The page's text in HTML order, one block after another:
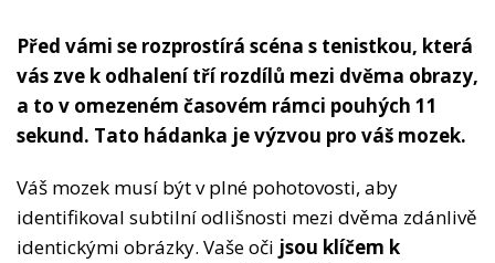
Před vámi se rozprostírá scéna s tenistkou, která
vás zve k odhalení tří rozdílů mezi dvěma obrazy,
a to v omezeném časovém rámci pouhých 11
sekund. Tato hádanka je výzvou pro váš mozek.
Váš mozek musí být v plné pohotovosti, aby
identifikoval subtilní odlišnosti mezi dvěma zdánlivě
identickými obrázky. Vaše oči jsou klíčem k